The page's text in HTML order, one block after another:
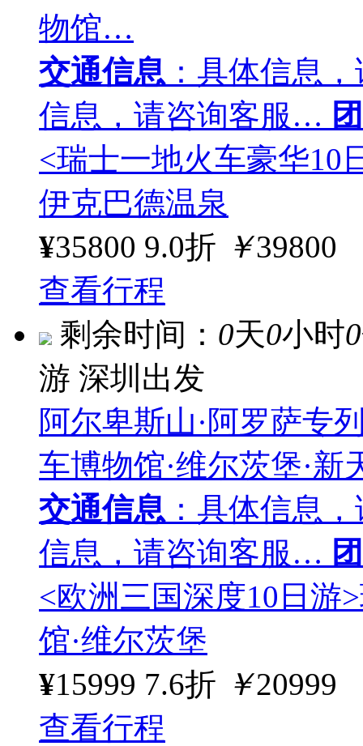
物馆…
交通信息 ：具体信息
信息，请咨询客服…
<瑞士一地火车豪华10
伊克巴德温泉
¥35800 9.0折 ￥39800
查看行程
剩余时间： 0天0小时0
游 深圳出发
阿尔卑斯山·阿罗萨专
车博物馆·维尔茨堡·
交通信息 ：具体信息
信息，请咨询客服…
<欧洲三国深度10日游
馆·维尔茨堡
¥15999 7.6折 ￥20999
查看行程